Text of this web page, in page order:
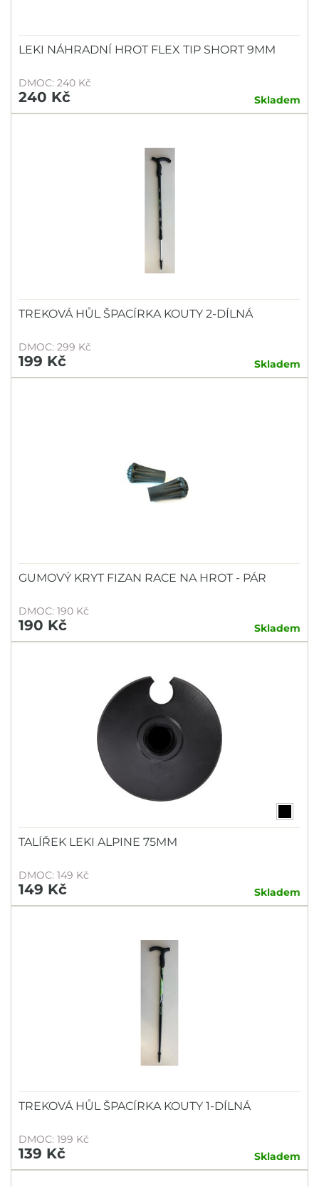
LEKI NÁHRADNÍ HROT FLEX TIP SHORT 9MM
DMOC: 240 Kč
240 Kč Skladem
TREKOVÁ HŮL ŠPACÍRKA KOUTY 2-DÍLNÁ
DMOC: 299 Kč
199 Kč Skladem
GUMOVÝ KRYT FIZAN RACE NA HROT - PÁR
DMOC: 190 Kč
190 Kč Skladem
TALÍŘEK LEKI ALPINE 75MM
DMOC: 149 Kč
149 Kč Skladem
TREKOVÁ HŮL ŠPACÍRKA KOUTY 1-DÍLNÁ
DMOC: 199 Kč
139 Kč Skladem